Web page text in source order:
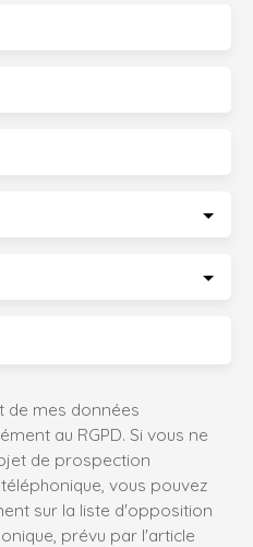
de mes données
au RGPD. Si vous ne
de prospection
vous pouvez
sur la liste d'opposition
prévu par l'article